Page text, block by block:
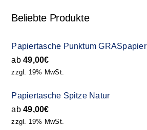
Beliebte Produkte
Papiertasche Punktum GRASpapier
ab49,00€
zzgl. 19% MwSt.
Papiertasche Spitze Natur
ab49,00€
zzgl. 19% MwSt.